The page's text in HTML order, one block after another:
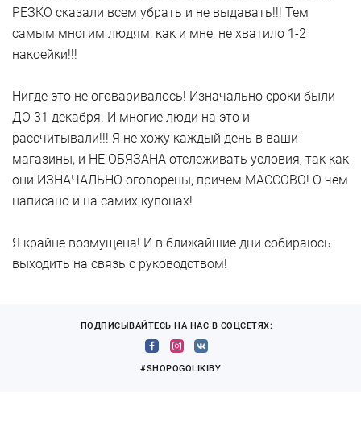
Mark Formelle, Гомель, пр-т Ленина, 29
Гомель, пр-т Ленина, 29,
Mark Formelle, Могилёв, ул. Гагарина, 79
Могилёв, ул. Гагарина, 79,
Время работы: ПН-ВС 8:00 — 22:00
Mark Formelle, Гомель, ул. Камещикова, 3
Гомель, ул. Камещикова, 3,
Mark Formelle, Могилёв, ул. Мовчанского, 40а
РЕЗКО сказали всем убрать и не выдавать!!! Тем
самым многим людям, как и мне, не хватило 1-2
накоейки!!!
Нигде это не оговаривалось! Изначально сроки были
ДО 31 декабря. И многие люди на это и
рассчитывали!!! Я не хожу каждый день в ваши
магазины, и НЕ ОБЯЗАНА отслеживать условия, так как
они ИЗНАЧАЛЬНО оговорены, причем МАССОВО! О чём
написано и на самих купонах!
Я крайне возмущена! И в ближайшие дни собираюсь
выходить на связь с руководством!
ПОДПИСЫВАЙТЕСЬ НА НАС В СОЦСЕТЯХ:
#SHOPOGOLIKIBY